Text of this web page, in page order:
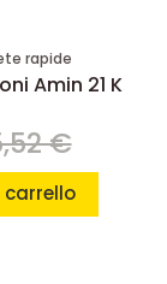
rapide
Amin 21 K
€